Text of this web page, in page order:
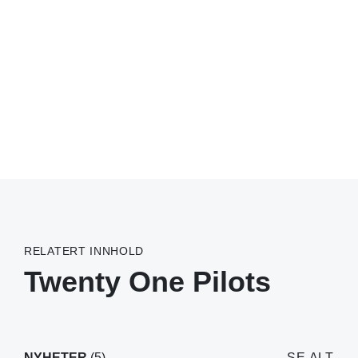
RELATERT INNHOLD
Twenty One Pilots